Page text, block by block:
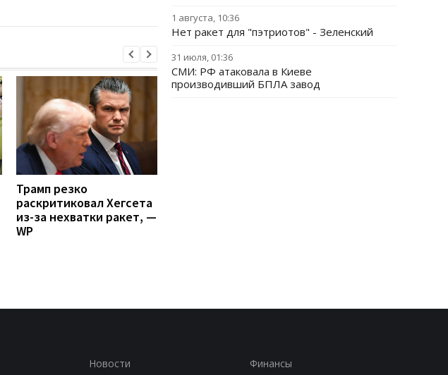
Трамп резко
раскритиковал Хегсета
из-за нехватки ракет, —
WP
1 августа, 10:36
Нет ракет для "пэтриотов" - Зеленский
31 июля, 01:36
СМИ: РФ атаковала в Киеве
производивший БПЛА завод
Новости Финансы